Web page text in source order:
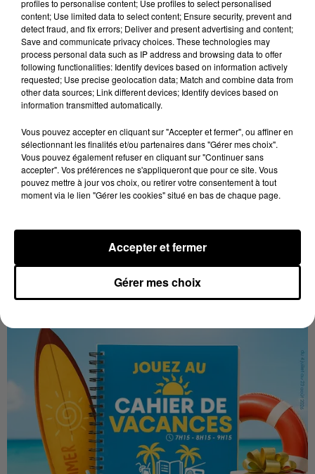
Stars'Terre 2026 : Philippe Palmieri dévoile
les ambitions d'un...
Château de Courtalain, Philippe Palmieri, président...
LES JEUX
profiles to personalise content; Use profiles to select personalised
content; Use limited data to select content; Ensure security, prevent and
detect fraud, and fix errors; Deliver and present advertising and content;
Save and communicate privacy choices. These technologies may
process personal data such as IP address and browsing data to offer
following functionalities: Identify devices based on information actively
requested; Use precise geolocation data; Match and combine data from
other data sources; Link different devices; Identify devices based on
information transmitted automatically.
Vous pouvez accepter en cliquant sur "Accepter et fermer", ou affiner en
sélectionnant les finalités et/ou partenaires dans "Gérer mes choix".
Vous pouvez également refuser en cliquant sur "Continuer sans
accepter". Vos préférences ne s'appliqueront que pour ce site. Vous
pouvez mettre à jour vos choix, ou retirer votre consentement à tout
moment via le lien "Gérer les cookies" situé en bas de chaque page.
Gérer mes choix
Accepter et fermer